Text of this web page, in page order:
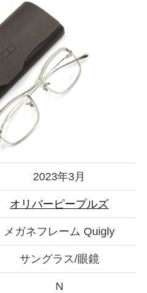
2023年3月
オリバーピープルズ
メガネフレーム Quigly
サングラス/眼鏡
N